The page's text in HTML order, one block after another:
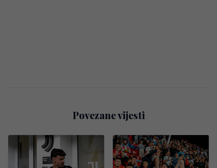
Povezane vijesti